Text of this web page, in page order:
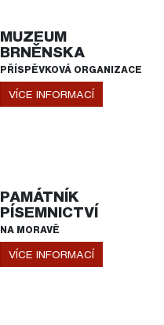
MUZEUM
BRNĚNSKA
PŘÍSPĚVKOVÁ ORGANIZACE
VÍCE INFORMACÍ
PAMÁTNÍK
PÍSEMNICTVÍ
NA MORAVĚ
VÍCE INFORMACÍ